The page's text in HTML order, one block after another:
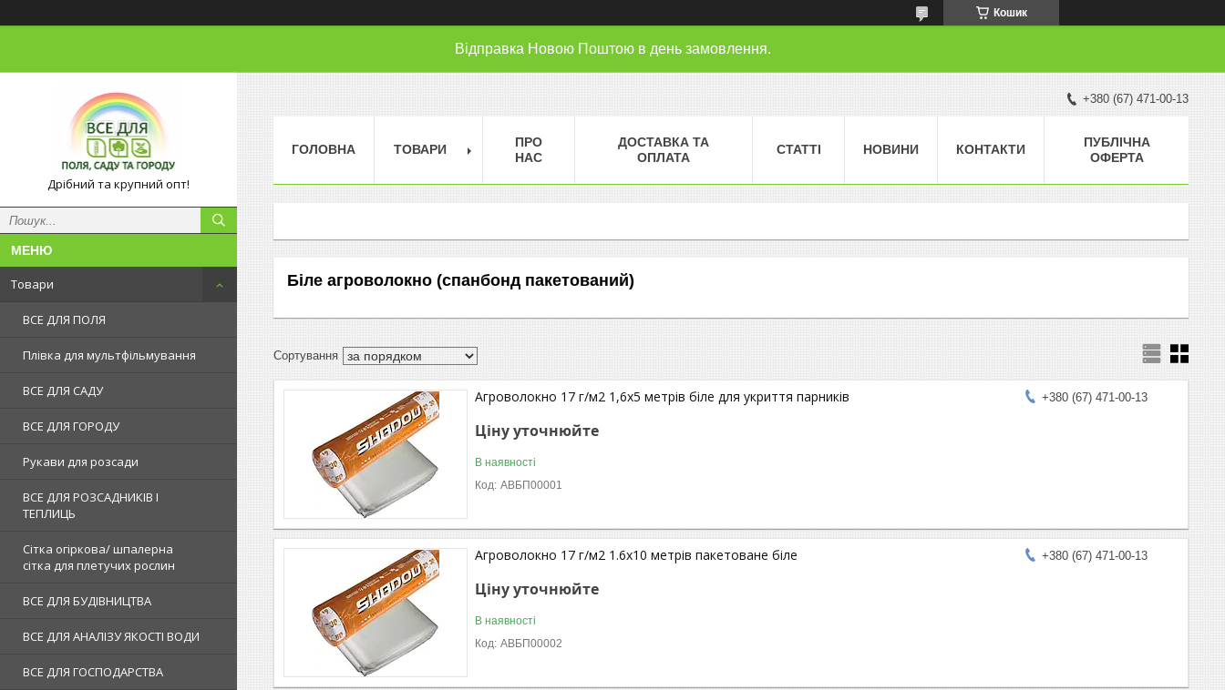
Кошик
Відправка Новою Поштою в день замовлення.
Дрібний та крупний опт!
Товари
ВСЕ ДЛЯ ПОЛЯ
Плівка для мультфільмування
ВСЕ ДЛЯ САДУ
ВСЕ ДЛЯ ГОРОДУ
Рукави для розсади
ВСЕ ДЛЯ РОЗСАДНИКІВ І
ТЕПЛИЦЬ
Сітка огіркова/ шпалерна
сітка для плетучих рослин
ВСЕ ДЛЯ БУДІВНИЦТВА
ВСЕ ДЛЯ АНАЛІЗУ ЯКОСТІ ВОДИ
ВСЕ ДЛЯ ГОСПОДАРСТВА
+380 (67) 471-00-13
ГОЛОВНА ТОВАРИ
ПРО
НАС
ДОСТАВКА ТА
ОПЛАТА
СТАТТІ НОВИНИ КОНТАКТИ
ПУБЛІЧНА
ОФЕРТА
Біле агроволокно (спанбонд пакетований)
+380 (67) 471-00-13
Агроволокно 17 г/м2 1,6х5 метрів біле для укриття парників
Ціну уточнюйте
В наявності
АВБП00001
+380 (67) 471-00-13
Агроволокно 17 г/м2 1.6х10 метрів пакетоване біле
Ціну уточнюйте
В наявності
АВБП00002